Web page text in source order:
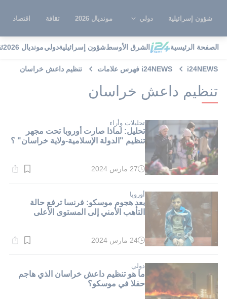
شؤون إسرائيلية دولي مونديال 2026 ثقافة اقتصاد
الصفحة الرئيسية الشرق الأوسطشؤون إسرائيليةدوليمونديال 2026
i24NEWS i24NEWS فهرس علامات تنظيم داعش خراسان
تنظيم داعش خراسان
تحليلات وأراء
تحليل: لماذا صارت أوروبا تحت مجهر
تنظيم "الدولة الإسلامية-ولاية خراسان" ؟
وقت
دقيقة.
27 مارس 2024
أوروبا
بعد هجوم موسكو: فرنسا ترفع حالة
التأهب الأمني إلى المستوى الأعلى
وقت
دقيقة.
24 مارس 2024
دولي
ما هو تنظيم داعش خراسان الذي هاجم
حفلا في موسكو؟